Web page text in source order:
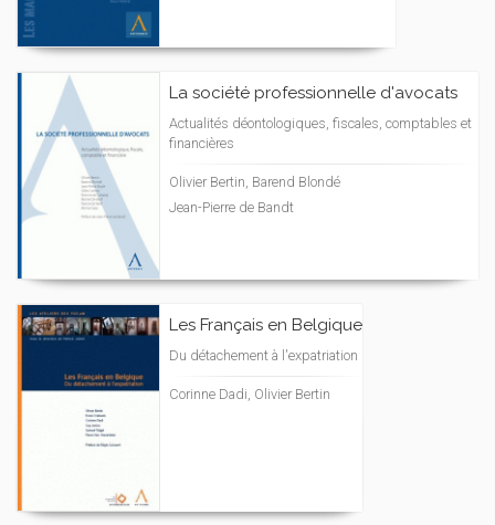
La société professionnelle d'avocats
Actualités déontologiques, fiscales, comptables et
financières
Olivier Bertin, Barend Blondé
Jean-Pierre de Bandt
Les Français en Belgique
Du détachement à l'expatriation
Corinne Dadi, Olivier Bertin